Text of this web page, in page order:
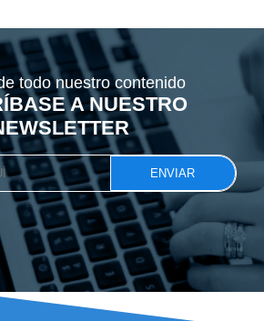
todo nuestro contenido
A NUESTRO